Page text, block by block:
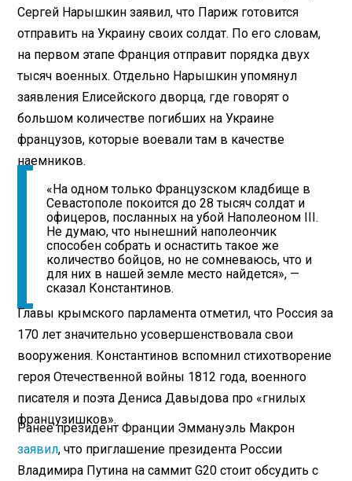
Сергей Нарышкин заявил, что Париж готовится
отправить на Украину своих солдат. По его словам,
на первом этапе Франция отправит порядка двух
тысяч военных. Отдельно Нарышкин упомянул
заявления Елисейского дворца, где говорят о
большом количестве погибших на Украине
французов, которые воевали там в качестве
наемников.
«На одном только Французском кладбище в
Севастополе покоится до 28 тысяч солдат и
офицеров, посланных на убой Наполеоном III.
Не думаю, что нынешний наполеончик
способен собрать и оснастить такое же
количество бойцов, но не сомневаюсь, что и
для них в нашей земле место найдется», —
сказал Константинов.
Главы крымского парламента отметил, что Россия за
170 лет значительно усовершенствовала свои
вооружения. Константинов вспомнил стихотворение
героя Отечественной войны 1812 года, военного
писателя и поэта Дениса Давыдова про «гнилых
французишков».
Ранее президент Франции Эммануэль Макрон
заявил, что приглашение президента России
Владимира Путина на саммит G20 стоит обсудить с